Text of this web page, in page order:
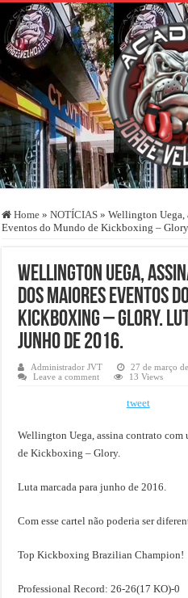
Home » NOTÍCIAS » Wellington Uega,
Eventos do Mundo de Kickboxing –
Wellington Uega,
dos maiores Eventos
Kickboxing – Glory.
junho de 2016.
Administrador JVT 27 de março
Leave a comment
13 Views
tweet
Wellington Uega, assina contrato
de Kickboxing – Glory.
Luta marcada para junho de 2016.
Com esse cartel não poderia ser
Top Kickboxing Brazilian Champion!
Professional Record: 26-26(17 KO)-0